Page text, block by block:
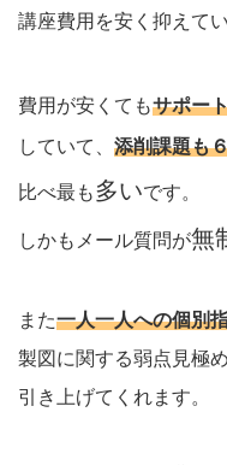
講座費用を安く抑えて
費用が安くてもサポー
していて、 添削課題も
比べ最も多いです。
しかもメール質問が無
また一人一人への個別
製図に関する弱点見極
引き上げてくれます。